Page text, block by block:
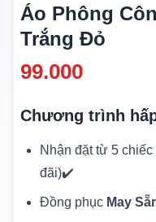
Áo Phông
Trắng Đỏ
99.000
Chương trình
Nhận đặt từ 5
đãi)✔️
Đồng phục May